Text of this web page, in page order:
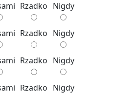
Rzad­ko Nigdy
Rzad­ko Nigdy
Rzad­ko Nigdy
Rzad­ko Nigdy